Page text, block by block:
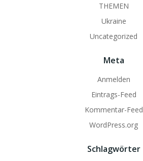
THEMEN
Ukraine
Uncategorized
Meta
Anmelden
Eintrags-Feed
Kommentar-Feed
WordPress.org
Schlagwörter